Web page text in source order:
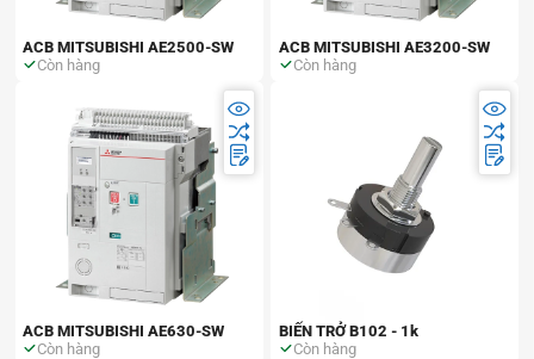
ACB MITSUBISHI AE2500-SW
Còn hàng
ACB MITSUBISHI AE3200-SW
Còn hàng
ACB MITSUBISHI AE630-SW
Còn hàng
BIẾN TRỞ B102 - 1k
Còn hàng